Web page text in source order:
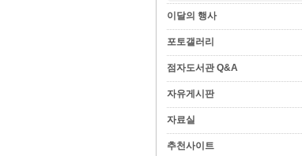
이달의 행사
포토갤러리
점자도서관 Q&A
자유게시판
자료실
추천사이트